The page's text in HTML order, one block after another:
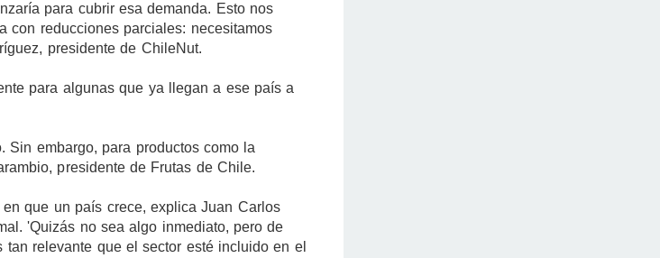
para cubrir esa demanda. Esto nos
con reducciones parciales: necesitamos
presidente de ChileNut.
para algunas que ya llegan a ese país a
Sin embargo, para productos como la
presidente de Frutas de Chile.
que un país crece, explica Juan Carlos
'Quizás no sea algo inmediato, pero de
relevante que el sector esté incluido en el